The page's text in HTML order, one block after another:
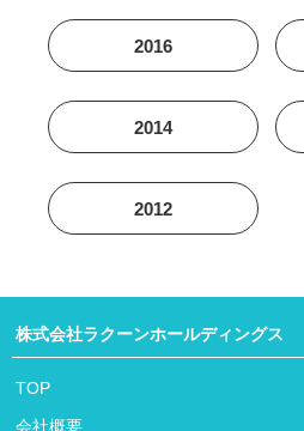
2016
2014
2012
株式会社ラクーンホールディングス
TOP
会社概要